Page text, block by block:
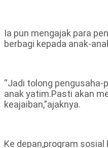
Ia pun mengajak para
berbagi kepada anak-
“Jadi tolong pengusaha-
anak yatim.Pasti akan
keajaiban,”ajaknya.
Ke depan,program